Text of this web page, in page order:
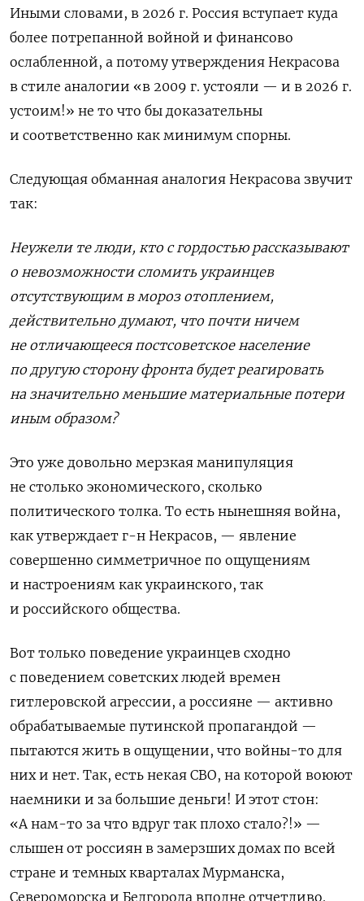
Иными словами, в 2026 г. Россия вступает куда
более потрепанной войной и финансово
ослабленной, а потому утверждения Некрасова
в стиле аналогии «в 2009 г. устояли — и в 2026 г.
устоим!» не то что бы доказательны
и соответственно как минимум спорны.
Следующая обманная аналогия Некрасова звучит
так:
Неужели те люди, кто с гордостью рассказывают
о невозможности сломить украинцев
отсутствующим в мороз отоплением,
действительно думают, что почти ничем
не отличающееся постсоветское население
по другую сторону фронта будет реагировать
на значительно меньшие материальные потери
иным образом?
Это уже довольно мерзкая манипуляция
не столько экономического, сколько
политического толка. То есть нынешняя война,
как утверждает г-н Некрасов, — явление
совершенно симметричное по ощущениям
и настроениям как украинского, так
и российского общества.
Вот только поведение украинцев сходно
с поведением советских людей времен
гитлеровской агрессии, а россияне — активно
обрабатываемые путинской пропагандой —
пытаются жить в ощущении, что войны-то для
них и нет. Так, есть некая СВО, на которой воюют
наемники и за большие деньги! И этот стон:
«А нам-то за что вдруг так плохо стало?!» —
слышен от россиян в замерзших домах по всей
стране и темных кварталах Мурманска,
Североморска и Белгорода вполне отчетливо.